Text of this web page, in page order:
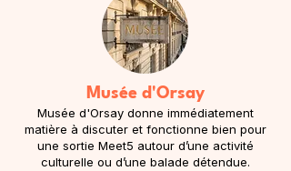
Musée d'Orsay
Musée d'Orsay donne immédiatement
matière à discuter et fonctionne bien pour
une sortie Meet5 autour d’une activité
culturelle ou d’une balade détendue.